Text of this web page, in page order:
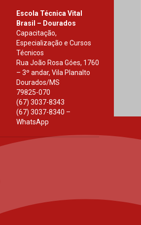
Escola Técnica Vital
Brasil – Dourados
Capacitação,
Especialização e Cursos
Técnicos
Rua João Rosa Góes, 1760
– 3º andar, Vila Planalto
Dourados/MS
79825-070
(67) 3037-8343
(67) 3037-8340 –
WhatsApp